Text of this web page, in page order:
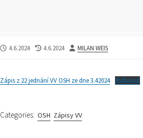
PUBLISHED
4.6.2024
LAST
4.6.2024 AUTHOR
MILAN WEIS
Zápis z 22 jednání VV OSH ze dne 3.42024 Stáhnout
Categories: OSH Zápisy VV